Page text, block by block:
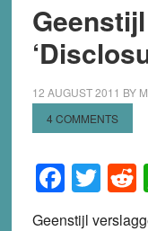
12 AUGUST 2011 BY
4 COMMENTS
Geenstijl